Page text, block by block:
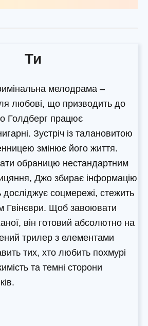
Ти
мелодрама –
любові, що призводить до
Голдберг працює
Зустріч із талановитою
змінює його життя.
обраницю нестандартним
Джо збирає інформацію
соцмережі, стежить
Гвінєври. Щоб завоювати
він готовий абсолютно на
трилер з елементами
тих, хто любить похмурі
та темні сторони